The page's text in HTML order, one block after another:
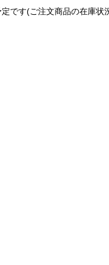
です(ご注文商品の在庫状